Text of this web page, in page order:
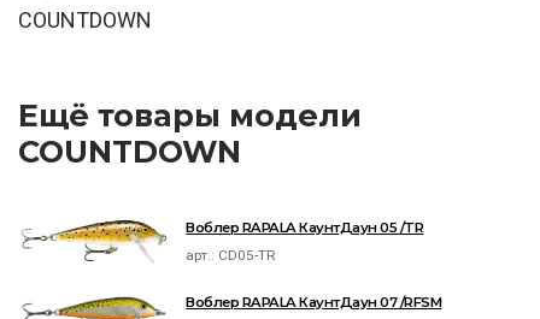
COUNTDOWN
Ещё товары модели
COUNTDOWN
Воблер RAPALA КаунтДаун 05 /TR
арт.: CD05-TR
Воблер RAPALA КаунтДаун 07 /RFSM